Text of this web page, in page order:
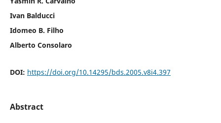
Ivan Balducci
Idomeo B. Filho
Alberto Consolaro
DOI: https://doi.org/10.14295/bds.2005.v8i4.397
Abstract